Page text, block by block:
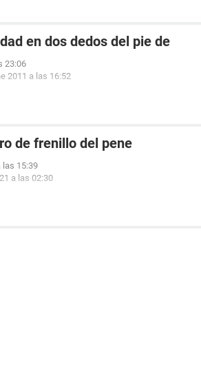
en dos dedos del pie de
23:06
2011 a las 16:52
de frenillo del pene
las 15:39
a las 02:30